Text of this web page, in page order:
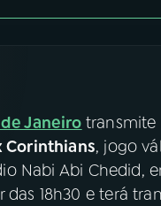
Janeiro transmite
Corinthians, jogo
Nabi Abi Chedid,
18h30 e terá